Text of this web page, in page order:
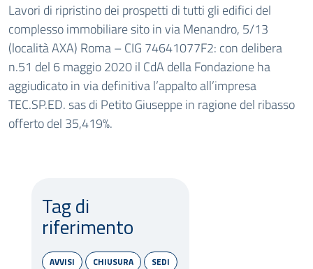
Lavori di ripristino dei prospetti di tutti gli edifici del
complesso immobiliare sito in via Menandro, 5/13
(località AXA) Roma – CIG 74641077F2: con delibera
n.51 del 6 maggio 2020 il CdA della Fondazione ha
aggiudicato in via definitiva l’appalto all’impresa
TEC.SP.ED. sas di Petito Giuseppe in ragione del ribasso
offerto del 35,419%.
Tag di
riferimento
AVVISI CHIUSURA SEDI